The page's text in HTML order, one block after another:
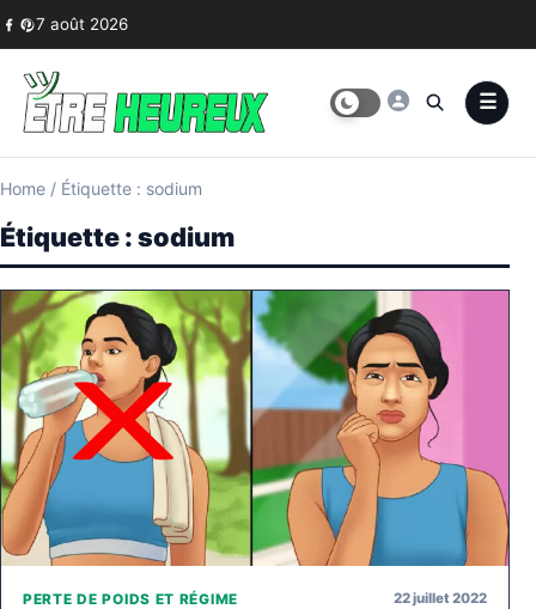
Skip to content
7 août 2026
Home / Étiquette : sodium
Étiquette :sodium
PERTE DE POIDS ET RÉGIME 22 juillet 2022